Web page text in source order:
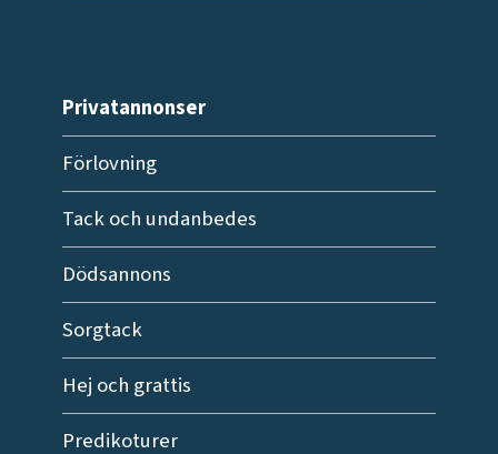
Privatannonser
Förlovning
Tack och undanbedes
Dödsannons
Sorgtack
Hej och grattis
Predikoturer